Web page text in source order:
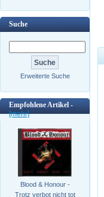
Suche
Erweiterte Suche
Empfohlene Artikel -
[mehr]
Blood & Honour -
Trotz verbot nicht tot